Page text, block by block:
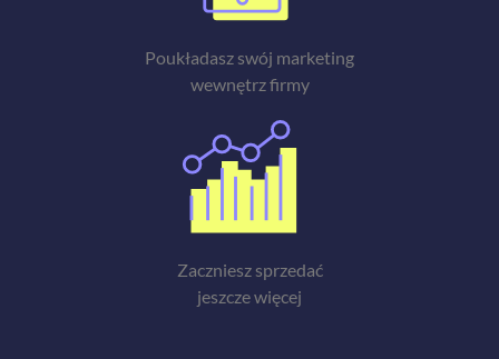
Poukładasz swój marketing
wewnętrz firmy
Zaczniesz sprzedać
jeszcze więcej